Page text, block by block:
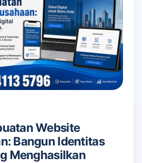
Website
Bangun Identitas
Menghasilkan